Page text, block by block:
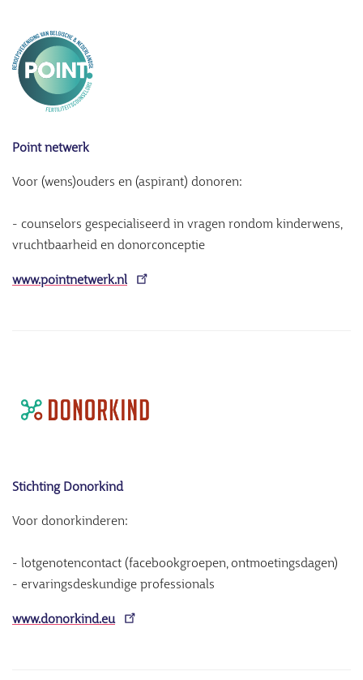
Point netwerk
Voor (wens)ouders en (aspirant) donoren:
- counselors gespecialiseerd in vragen rondom kinderwens,
vruchtbaarheid en donorconceptie
www.pointnetwerk.nl
Stichting Donorkind
Voor donorkinderen:
- lotgenotencontact (facebookgroepen, ontmoetingsdagen)
- ervaringsdeskundige professionals
www.donorkind.eu